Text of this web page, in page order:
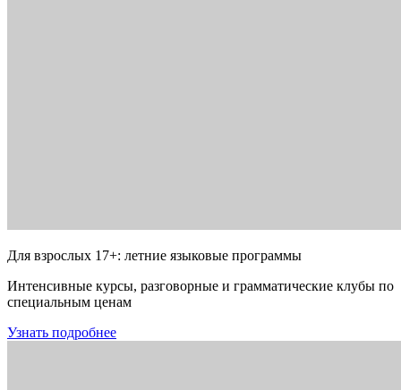
Для взрослых 17+: летние языковые программы
Интенсивные курсы, разговорные и грамматические клубы по
специальным ценам
Узнать подробнее